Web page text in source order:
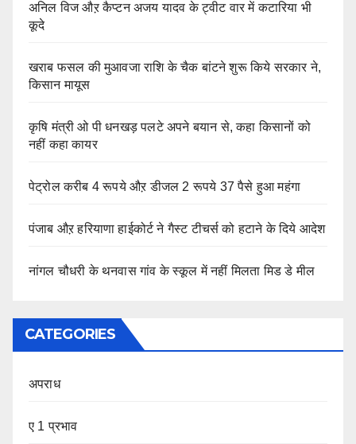
अनिल विज औऱ कैप्टन अजय यादव के ट्वीट वार में कटारिया भी
कूदे
खराब फसल की मुआवजा राशि के चैक बांटने शुरू किये सरकार ने,
किसान मायूस
कृषि मंत्री ओ पी धनखड़ पलटे अपने बयान से, कहा किसानों को
नहीं कहा कायर
पेट्रोल करीब 4 रूपये औऱ डीजल 2 रूपये 37 पैसे हुआ महंगा
पंजाब औऱ हरियाणा हाईकोर्ट ने गैस्ट टीचर्स को हटाने के दिये आदेश
नांगल चौधरी के थनवास गांव के स्कूल में नहीं मिलता मिड डे मील
CATEGORIES
अपराध
ए 1 प्रभाव